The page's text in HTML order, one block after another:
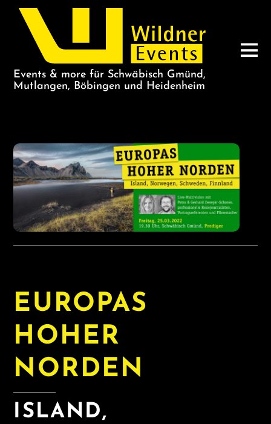
Events & more für Schwäbisch Gmünd,
Mutlangen, Böbingen und Heidenheim
EUROPAS
HOHER
NORDEN
ISLAND,